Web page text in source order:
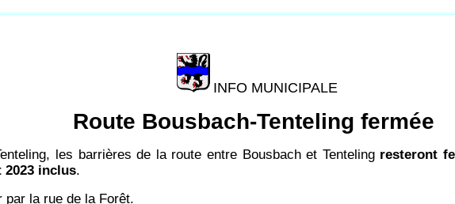
INFO MUNICIPALE
Route Bousbach-Tenteling fermée
les barrières de la route entre Bousbach et Tenteling resteront
2023 inclus.
par la rue de la Forêt.